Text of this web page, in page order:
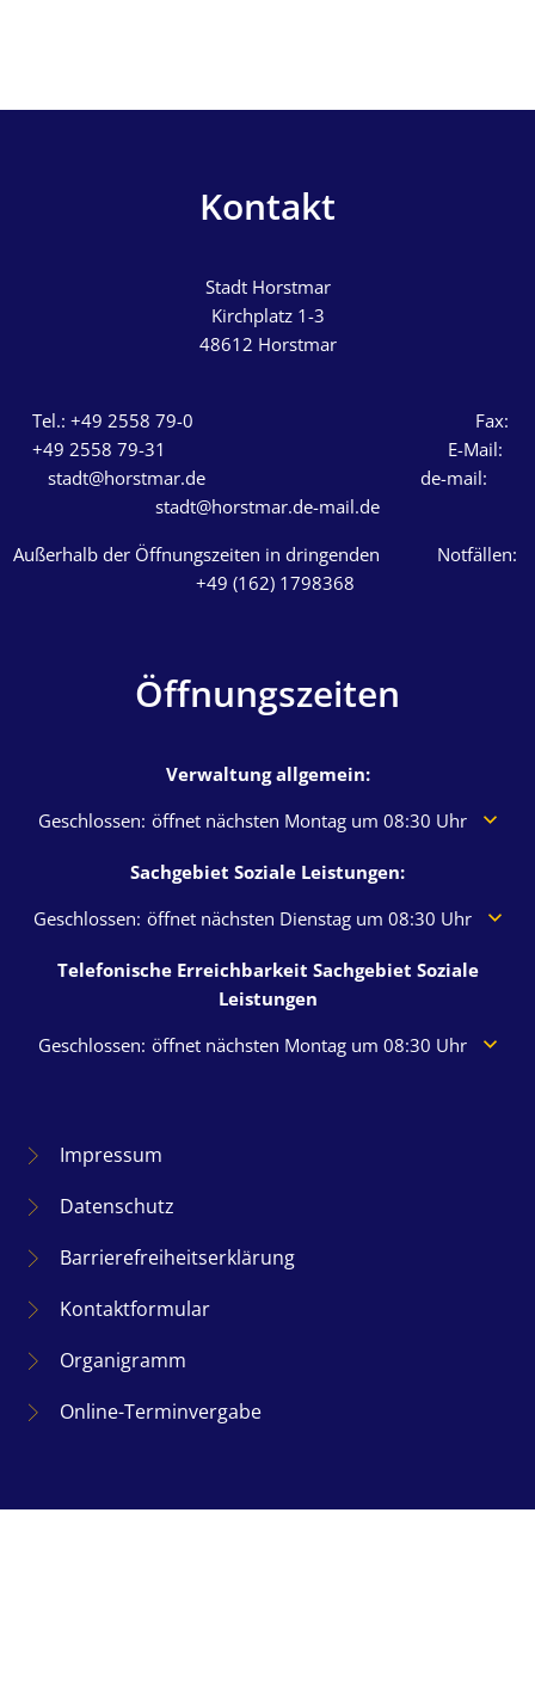
Kontakt
Stadt Horstmar
Kirchplatz 1-3
48612 Horstmar
Tel.: +49 2558 79-0 Fax:
+49 2558 79-31 E-Mail:
stadt@horstmar.de de-mail:
stadt@horstmar.de-mail.de
Außerhalb der Öffnungszeiten in dringenden Notfällen:
+49 (162) 1798368
Öffnungszeiten
Verwaltung allgemein:
Klicken, um weitere Öffnungs- oder Schließzeiten
Geschlossen: öffnet nächsten Montag um 08:30 Uhr
Sachgebiet Soziale Leistungen:
Klicken, um weitere Öffnungs- oder Schließzeiten
Geschlossen: öffnet nächsten Dienstag um 08:30 Uhr
Telefonische Erreichbarkeit Sachgebiet Soziale
Leistungen
Klicken, um weitere Öffnungs- oder Schließzeiten
Geschlossen: öffnet nächsten Montag um 08:30 Uhr
Impressum
Datenschutz
Barrierefreiheitserklärung
Kontaktformular
Organigramm
Online-Terminvergabe